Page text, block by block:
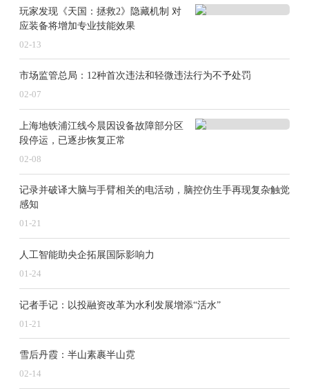
调，连行业龙头宁德时代都不例外，2024年前三季度，
该公司营收为2590.44亿元，同比下降12.09%。但原材料
裹挟在“价格战”中的动力电池企业，集中启动降本降价
行业“马太效应”进一步显现，基于产品和客户结构
的“断层”优势从量延伸至利，利润不降反增；而短期内
无法追上竞争对手，却又不得不调低价格的二三线企
业，只能在低毛利水平下奋力挣扎。
盈利水平走向“好过”与“难过”两端。在2024年半年
报中，头部企业宁德时代的动力电池毛利率维持在26.9
0%，而亿纬锂能、国轩高科、孚能科技等二线厂商却仅
维持在13%左右，亿纬锂能、国轩高科上半年净利润相
加不及宁德时代净利润的两成，孚能科技还挣扎在亏损
当中。
产能的出清与整合下，如何降本，寻求新的利润增
长点仍是关键。
在宁德时代副总裁孟祥峰看来，锂电池成本快速下
降的周期应该过去了，未来在原材料成本没有大波动的
玩家发现《天国：拯救2》隐藏机制 对
应装备将增加专业技能效果
02-13
市场监管总局：12种首次违法和轻微违法行为不予处罚
02-07
上海地铁浦江线今晨因设备故障部分区
段停运，已逐步恢复正常
02-08
记录并破译大脑与手臂相关的电活动，脑控仿生手再现复杂触觉
感知
01-21
人工智能助央企拓展国际影响力
01-24
记者手记：以投融资改革为水利发展增添“活水”
01-21
雪后丹霞：半山素裹半山霓
02-14